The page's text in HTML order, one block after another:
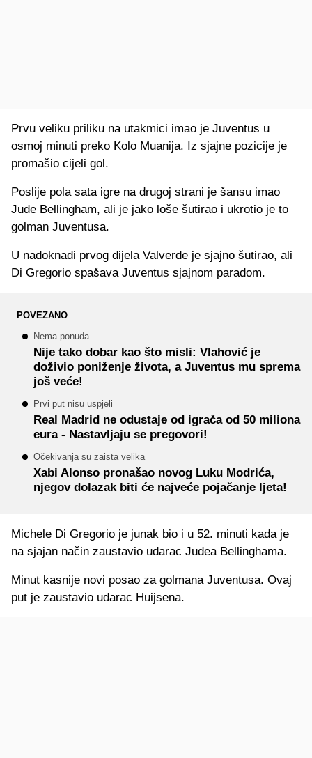
Prvu veliku priliku na utakmici imao je Juventus u
osmoj minuti preko Kolo Muanija. Iz sjajne pozicije je
promašio cijeli gol.
Poslije pola sata igre na drugoj strani je šansu imao
Jude Bellingham, ali je jako loše šutirao i ukrotio je to
golman Juventusa.
U nadoknadi prvog dijela Valverde je sjajno šutirao, ali
Di Gregorio spašava Juventus sjajnom paradom.
POVEZANO
Nema ponuda
Nije tako dobar kao što misli: Vlahović je
doživio poniženje života, a Juventus mu sprema
još veće!
Prvi put nisu uspjeli
Real Madrid ne odustaje od igrača od 50 miliona
eura - Nastavljaju se pregovori!
Očekivanja su zaista velika
Xabi Alonso pronašao novog Luku Modrića,
njegov dolazak biti će najveće pojačanje ljeta!
Michele Di Gregorio je junak bio i u 52. minuti kada je
na sjajan način zaustavio udarac Judea Bellinghama.
Minut kasnije novi posao za golmana Juventusa. Ovaj
put je zaustavio udarac Huijsena.